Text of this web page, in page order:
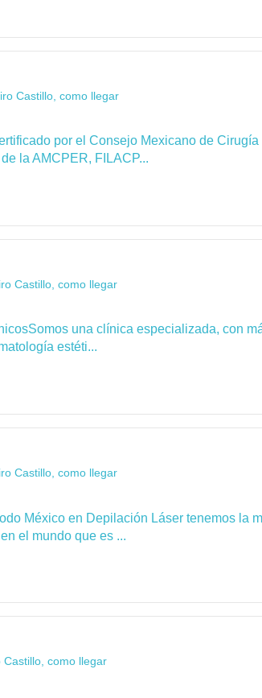
Castillo, como llegar
por el Consejo Mexicano de Cirugía
la AMCPER, FILACP...
Castillo, como llegar
una clínica especializada, con
estéti...
Castillo, como llegar
México en Depilación Láser tenemos la
el mundo que es ...
como llegar